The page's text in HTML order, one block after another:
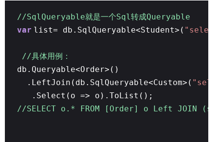
//SqlQueryable就是一个Sql转成Queryable
var list= db.SqlQueryable<Student>(
//具体用例：
db.Queryable<Order>()
.LeftJoin(db.SqlQueryable<Custom>(
.Select(o => o).ToList();
//SELECT o.* FROM [Order] o Left